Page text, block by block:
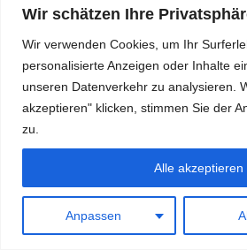
Wir schätzen Ihre
Wir verwenden Cookies, um Ihr
personalisierte Anzeigen oder Inhalte
unseren Datenverkehr zu analysieren.
akzeptieren" klicken, stimmen Sie der
zu.
Anpassen
Alle akzeptieren
Waffenrecht
Waldrecht
Werkvertragsrecht
Zivilrecht
Rechtsgebiete